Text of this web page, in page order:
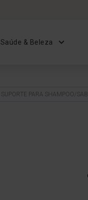
Saúde & Beleza
SUPORTE PARA SHAMPOO/